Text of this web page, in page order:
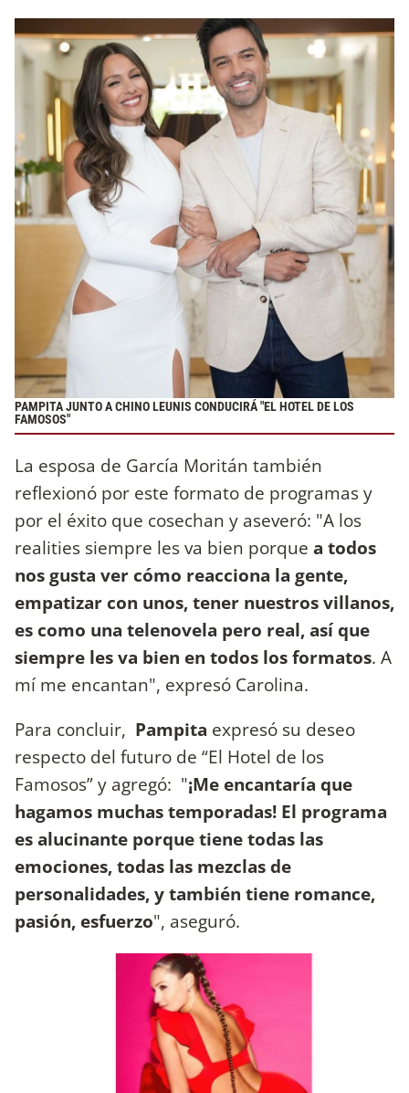
PAMPITA JUNTO A CHINO LEUNIS CONDUCIRÁ "EL HOTEL DE LOS
FAMOSOS"
La esposa de García Moritán también
reflexionó por este formato de programas y
por el éxito que cosechan y aseveró: "A los
realities siempre les va bien porque a todos
nos gusta ver cómo reacciona la gente,
empatizar con unos, tener nuestros villanos,
es como una telenovela pero real, así que
siempre les va bien en todos los formatos. A
mí me encantan", expresó Carolina.
Para concluir, Pampita expresó su deseo
respecto del futuro de “El Hotel de los
Famosos” y agregó: "¡Me encantaría que
hagamos muchas temporadas! El programa
es alucinante porque tiene todas las
emociones, todas las mezclas de
personalidades, y también tiene romance,
pasión, esfuerzo", aseguró.